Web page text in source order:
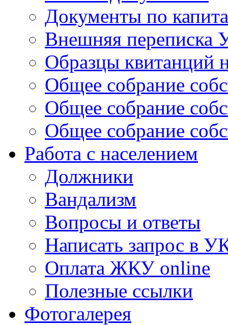
Документы по
Внешняя переписка
Образцы квитанций
Общее собрание
Общее собрание
Общее собрание
Работа с населением
Должники
Вандализм
Вопросы и ответы
Написать запрос в
Оплата ЖКУ online
Полезные ссылки
Фотогалерея